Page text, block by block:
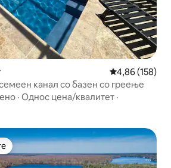
Просечна
4,86 (158)
канал со базен со греење
· Однос цена/квалитет ·